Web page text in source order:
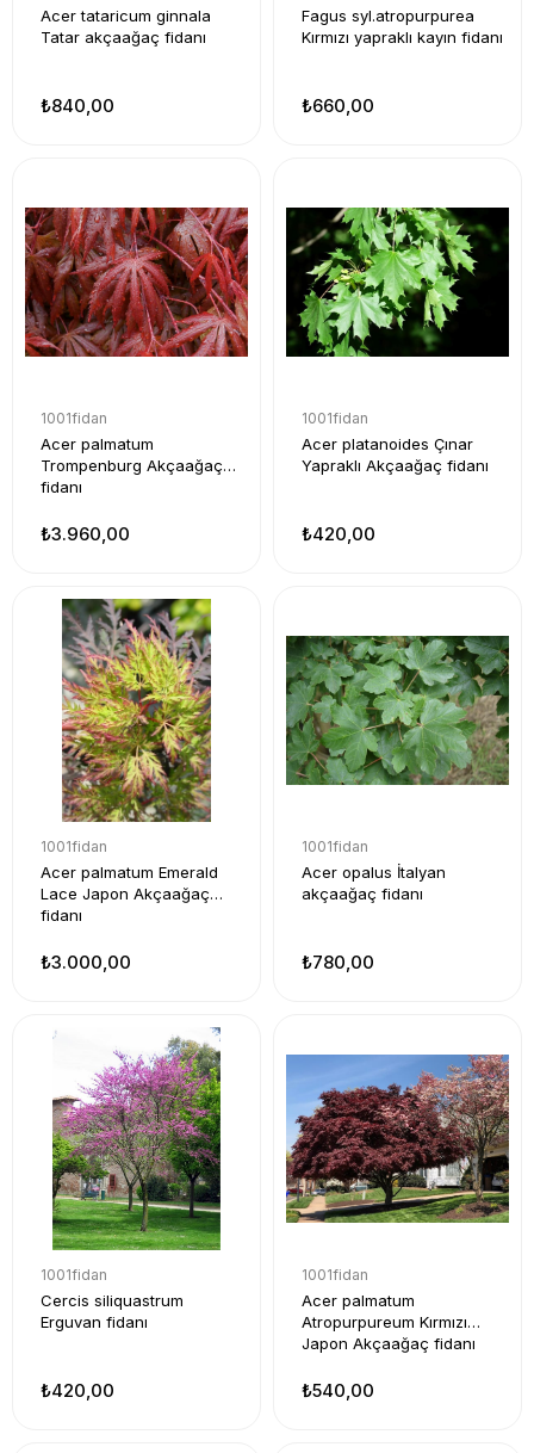
Acer tataricum ginnala
Tatar akçaağaç fidanı
₺840,00
Fagus syl.atropurpurea
Kırmızı yapraklı kayın fidanı
₺660,00
1001fidan
Acer palmatum
Trompenburg Akçaağaç
fidanı
₺3.960,00
1001fidan
Acer platanoides Çınar
Yapraklı Akçaağaç fidanı
₺420,00
1001fidan
Acer palmatum Emerald
Lace Japon Akçaağaç
fidanı
₺3.000,00
1001fidan
Acer opalus İtalyan
akçaağaç fidanı
₺780,00
1001fidan
Cercis siliquastrum
Erguvan fidanı
₺420,00
1001fidan
Acer palmatum
Atropurpureum Kırmızı
Japon Akçaağaç fidanı
₺540,00